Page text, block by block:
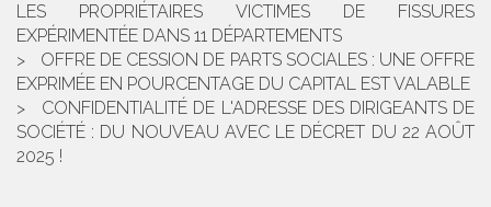
LES PROPRIÉTAIRES VICTIMES DE FISSURES
EXPÉRIMENTÉE DANS 11 DÉPARTEMENTS
OFFRE DE CESSION DE PARTS SOCIALES : UNE OFFRE
EXPRIMÉE EN POURCENTAGE DU CAPITAL EST VALABLE
CONFIDENTIALITÉ DE L'ADRESSE DES DIRIGEANTS DE
SOCIÉTÉ : DU NOUVEAU AVEC LE DÉCRET DU 22 AOÛT
2025 !